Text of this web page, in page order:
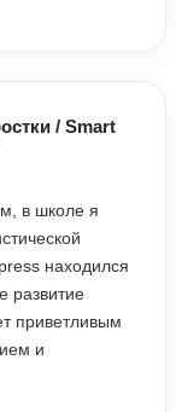
/ Smart
в школе я
находился
развитие
приветливым
и